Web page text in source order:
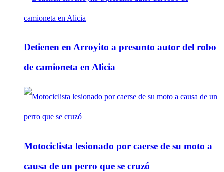
Detienen en Arroyito a presunto autor del robo
de camioneta en Alicia
Motociclista lesionado por caerse de su moto a
causa de un perro que se cruzó